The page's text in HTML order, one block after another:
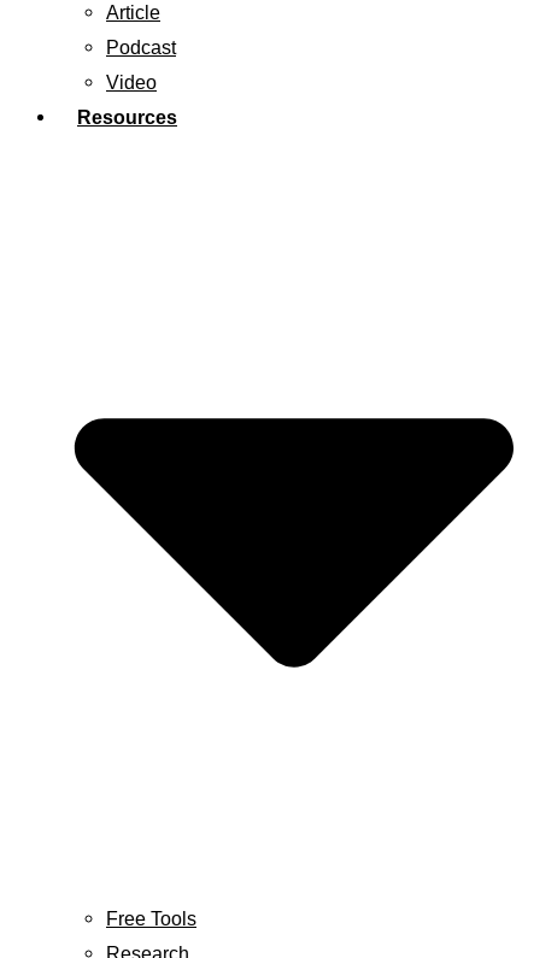
Article
Podcast
Video
Resources
Free Tools
Research